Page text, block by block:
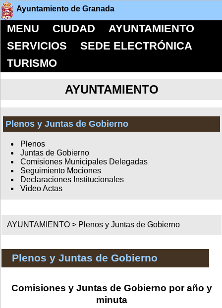
Ayuntamiento de Granada
MENU CIUDAD
AYUNTAMIENTO
SERVICIOS
SEDE ELECTRÓNICA
TURISMO
AYUNTAMIENTO
Plenos y Juntas de Gobierno
Plenos
Juntas de Gobierno
Comisiones Municipales Delegadas
Seguimiento Mociones
Declaraciones Institucionales
Video Actas
AYUNTAMIENTO > Plenos y Juntas de Gobierno
Plenos y Juntas de Gobierno
Comisiones y Juntas de Gobierno por año y
minuta